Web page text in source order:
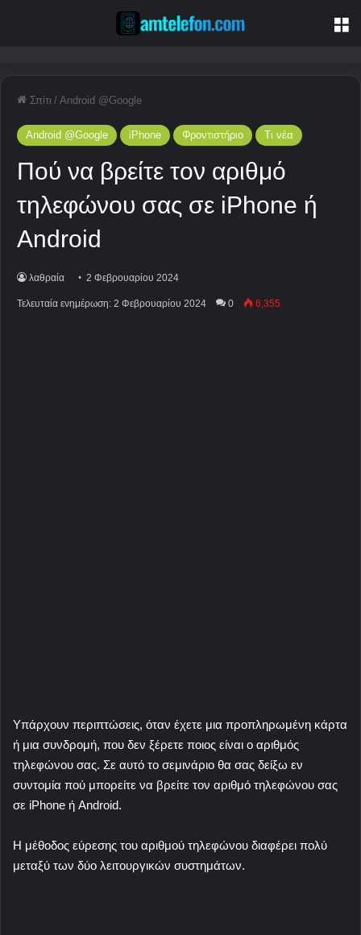
Σπίτι / Android @Google
Android @Google iPhone Φροντιστήριο Τι νέα
Πού να βρείτε τον αριθμό
τηλεφώνου σας σε iPhone ή
Android
λαθραία 2 Φεβρουαρίου 2024
Τελευταία ενημέρωση: 2 Φεβρουαρίου 2024 0 6,355
Υπάρχουν περιπτώσεις, όταν έχετε μια προπληρωμένη κάρτα
ή μια συνδρομή, που δεν ξέρετε ποιος είναι ο αριθμός
τηλεφώνου σας. Σε αυτό το σεμινάριο θα σας δείξω εν
συντομία πού μπορείτε να βρείτε τον αριθμό τηλεφώνου σας
σε iPhone ή Android.
Η μέθοδος εύρεσης του αριθμού τηλεφώνου διαφέρει πολύ
μεταξύ των δύο λειτουργικών συστημάτων.